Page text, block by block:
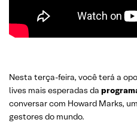
Nesta terça-feira, você terá a
lives mais esperadas da
conversar com Howard Marks,
gestores do mundo.